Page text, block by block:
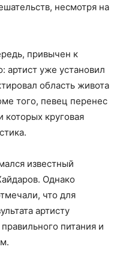
несмотря на
привычен к
артист уже установил
область живота
того, певец перенес
круговая
известный
Однако
что для
артисту
питания и